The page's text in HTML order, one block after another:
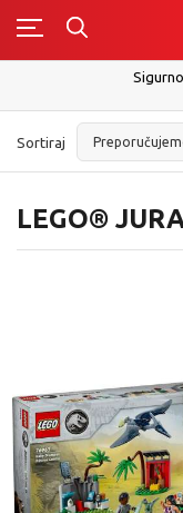
LEGO®
Sortiraj